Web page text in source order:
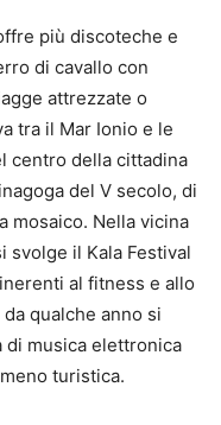
più discoteche e
di cavallo con
attrezzate o
tra il Mar Ionio e le
centro della cittadina
del V secolo, di
mosaico. Nella vicina
svolge il Kala Festival
al fitness e allo
qualche anno si
di musica elettronica
turistica.